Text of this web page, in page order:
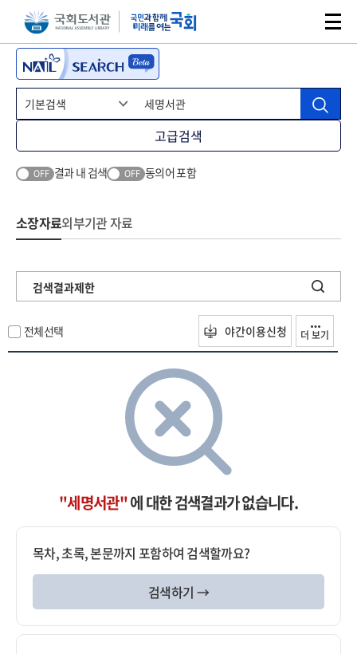
본문 바로가기주메뉴 바로가기
고급검색
OFF 결과 내 검색 OFF 동의어 포함
소장자료외부기관 자료
검색결과제한
전체선택 야간이용신청 더 보기
"세명서관"에 대한 검색결과가 없습니다.
목차, 초록, 본문까지 포함하여 검색할까요?
검색하기 →